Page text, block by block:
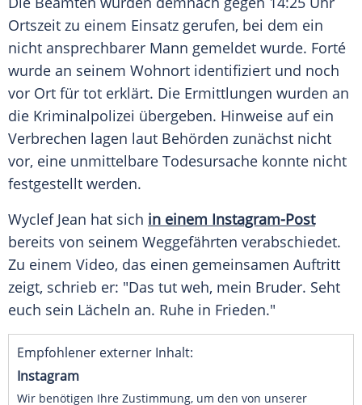
Ortszeit zu einem Einsatz gerufen, bei dem ein
nicht ansprechbarer Mann gemeldet wurde. Forté
wurde an seinem Wohnort identifiziert und noch
vor Ort für tot erklärt. Die Ermittlungen wurden an
die Kriminalpolizei übergeben. Hinweise auf ein
Verbrechen lagen laut Behörden zunächst nicht
vor, eine unmittelbare Todesursache konnte nicht
festgestellt werden.
Wyclef Jean hat sich in einem Instagram-Post
bereits von seinem Weggefährten verabschiedet.
Zu einem Video, das einen gemeinsamen Auftritt
zeigt, schrieb er: "Das tut weh, mein Bruder. Seht
euch sein Lächeln an. Ruhe in Frieden."
Empfohlener externer Inhalt:
Instagram
Wir benötigen Ihre Zustimmung, um den von unserer